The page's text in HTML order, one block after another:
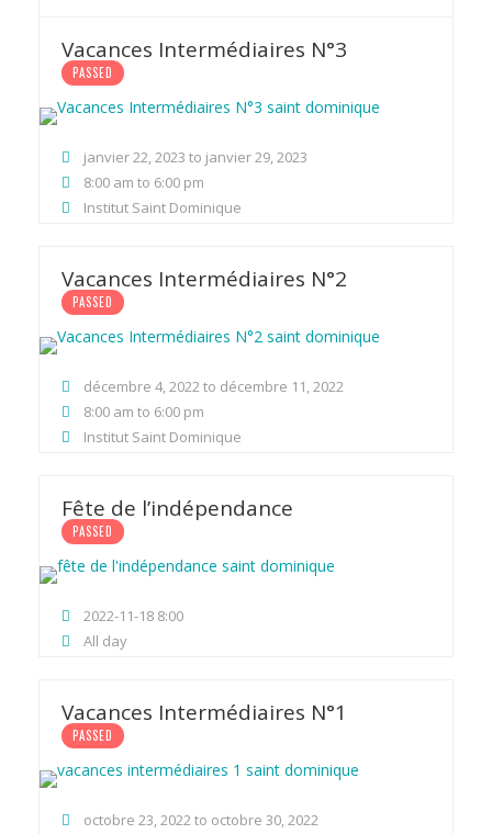
Vacances Intermédiaires N°3
PASSED
janvier 22, 2023 to janvier 29, 2023
8:00 am to 6:00 pm
Institut Saint Dominique
Vacances Intermédiaires N°2
PASSED
décembre 4, 2022 to décembre 11, 2022
8:00 am to 6:00 pm
Institut Saint Dominique
Fête de l’indépendance
PASSED
2022-11-18 8:00
All day
Vacances Intermédiaires N°1
PASSED
octobre 23, 2022 to octobre 30, 2022